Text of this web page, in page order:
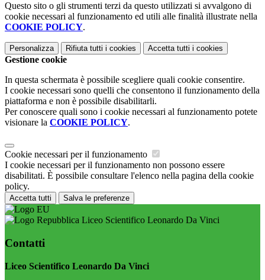
Questo sito o gli strumenti terzi da questo utilizzati si avvalgono di
cookie necessari al funzionamento ed utili alle finalità illustrate nella
COOKIE POLICY.
Personalizza Rifiuta tutti i cookies Accetta tutti i cookies
Gestione cookie
In questa schermata è possibile scegliere quali cookie consentire.
I cookie necessari sono quelli che consentono il funzionamento della
piattaforma e non è possibile disabilitarli.
Per conoscere quali sono i cookie necessari al funzionamento potete
visionare la COOKIE POLICY.
Cookie necessari per il funzionamento
I cookie necessari per il funzionamento non possono essere
disabilitati. È possibile consultare l'elenco nella pagina della cookie
policy.
Accetta tutti Salva le preferenze
Liceo Scientifico Leonardo Da Vinci
Contatti
Liceo Scientifico Leonardo Da Vinci